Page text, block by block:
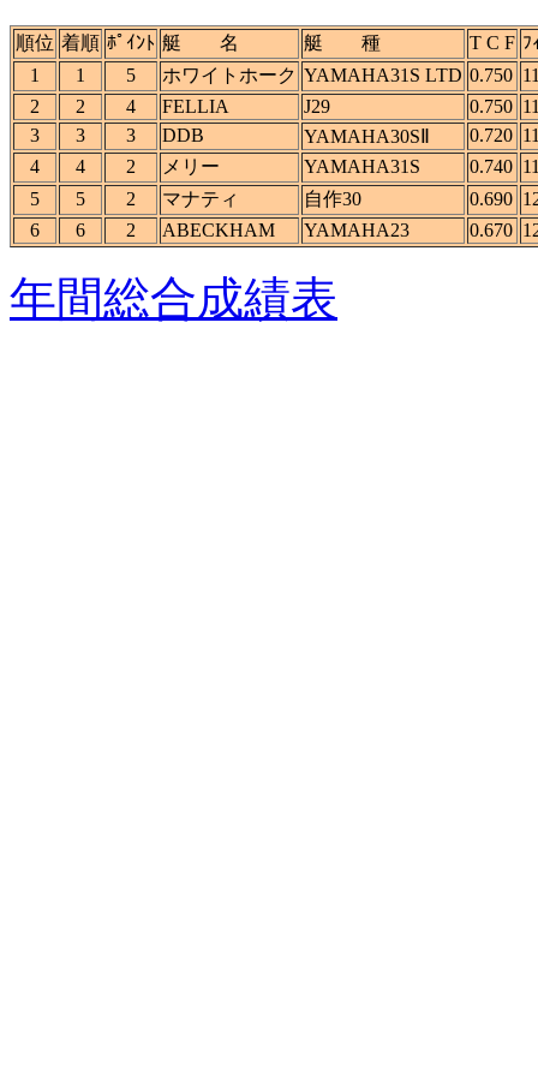
順位 着順 ﾎﾟｲﾝﾄ 艇 名 艇 種 T C F ﾌ
1
1 5 ホワイトホーク YAMAHA31S LTD 0.750
2
2 4 FELLIA J29 0.750
3
3 3 DDB YAMAHA30SⅡ 0.720
4
4 2 メリー YAMAHA31S 0.740
5
5 2 マナティ 自作30 0.690
6
6 2 ABECKHAM YAMAHA23 0.670
年間総合成績表